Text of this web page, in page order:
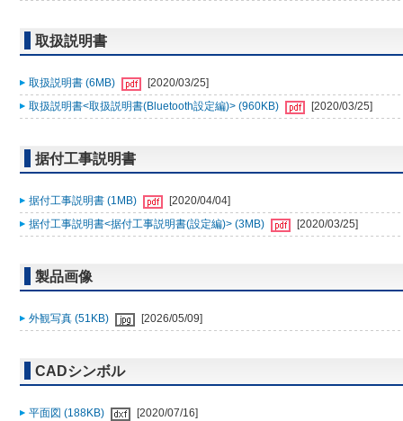
取扱説明書
取扱説明書 (6MB)
[2020/03/25]
取扱説明書<取扱説明書(Bluetooth設定編)> (960KB)
[2020/03/25]
据付工事説明書
据付工事説明書 (1MB)
[2020/04/04]
据付工事説明書<据付工事説明書(設定編)> (3MB)
[2020/03/25]
製品画像
外観写真 (51KB) [2026/05/09]
CADシンボル
平面図 (188KB)
[2020/07/16]